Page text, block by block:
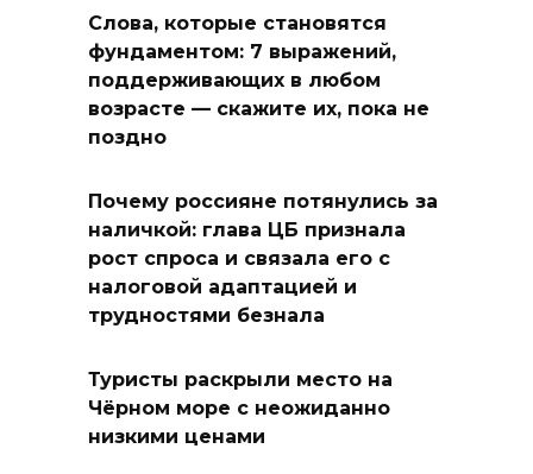
Слова, которые становятся
фундаментом: 7 выражений,
поддерживающих в любом
возрасте — скажите их, пока не
поздно
Почему россияне потянулись за
наличкой: глава ЦБ признала
рост спроса и связала его с
налоговой адаптацией и
трудностями безнала
Туристы раскрыли место на
Чёрном море с неожиданно
низкими ценами